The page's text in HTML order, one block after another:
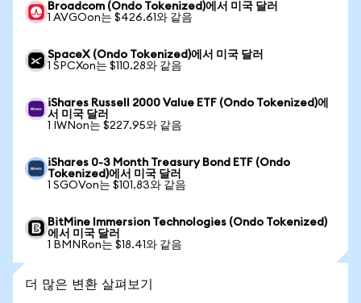
Broadcom (Ondo Tokenized)에서 미국 달러
1 AVGOon는 $426.61와 같음
SpaceX (Ondo Tokenized)에서 미국 달러
1 SPCXon는 $110.28와 같음
iShares Russell 2000 Value ETF (Ondo Tokenized)에
서 미국 달러
1 IWNon는 $227.95와 같음
iShares 0-3 Month Treasury Bond ETF (Ondo
Tokenized)에서 미국 달러
1 SGOVon는 $101.83와 같음
BitMine Immersion Technologies (Ondo Tokenized)
에서 미국 달러
1 BMNRon는 $18.41와 같음
더 많은 변환 살펴보기